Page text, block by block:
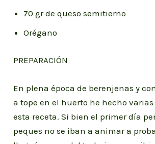
70 gr de queso semitierno
Orégano
PREPARACIÓN
En plena época de berenjenas y
a tope en el huerto he hecho varias
esta receta. Si bien el primer día
peques no se iban a animar a